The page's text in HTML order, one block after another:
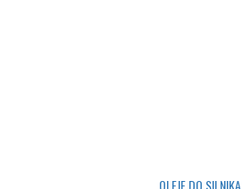
OLEJE DO SILNIKA